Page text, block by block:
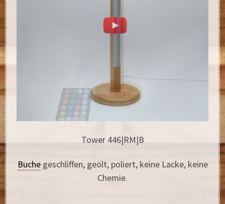
Tower 446|RM|B
Buchegeschliffen, geölt, poliert, keine Lacke, keine
Chemie.